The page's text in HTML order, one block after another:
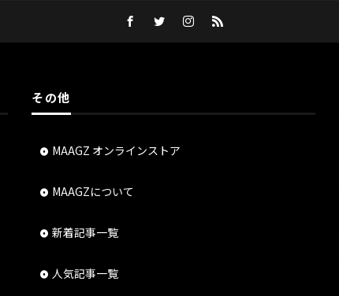
その他
MAAGZ オンラインストア
MAAGZについて
新着記事一覧
人気記事一覧